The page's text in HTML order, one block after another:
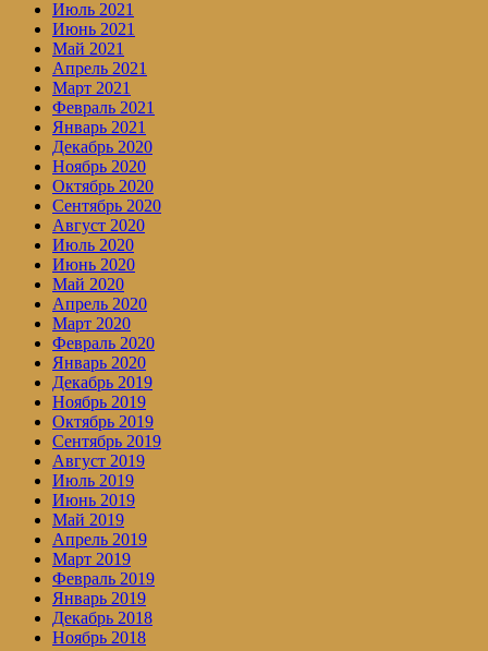
Июль 2021
Июнь 2021
Май 2021
Апрель 2021
Март 2021
Февраль 2021
Январь 2021
Декабрь 2020
Ноябрь 2020
Октябрь 2020
Сентябрь 2020
Август 2020
Июль 2020
Июнь 2020
Май 2020
Апрель 2020
Март 2020
Февраль 2020
Январь 2020
Декабрь 2019
Ноябрь 2019
Октябрь 2019
Сентябрь 2019
Август 2019
Июль 2019
Июнь 2019
Май 2019
Апрель 2019
Март 2019
Февраль 2019
Январь 2019
Декабрь 2018
Ноябрь 2018